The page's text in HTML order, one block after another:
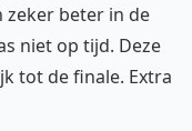
zeker beter in de
niet op tijd. Deze
tot de finale. Extra